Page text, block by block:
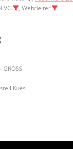
VG , Wehrleiter
GROSS
Kues